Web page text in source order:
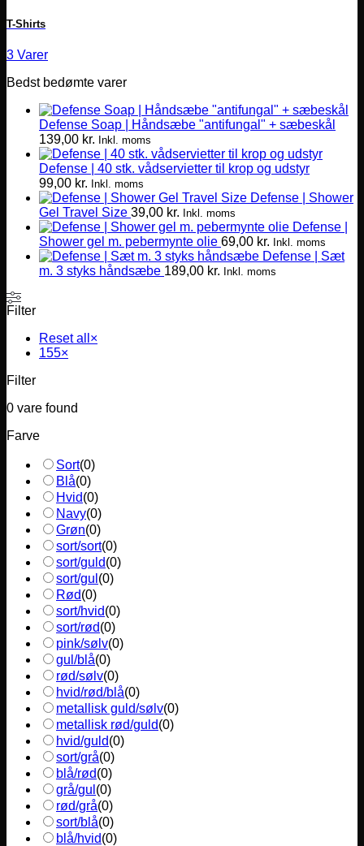
T-Shirts
3 Varer
Bedst bedømte varer
Defense Soap | Håndsæbe "antifungal" + sæbeskål
139,00 kr. Inkl. moms
Defense | 40 stk. vådservietter til krop og udstyr
99,00 kr. Inkl. moms
Defense | Shower
Gel Travel Size 39,00 kr. Inkl. moms
Defense |
Shower gel m. pebermynte olie 69,00 kr. Inkl. moms
Defense | Sæt
m. 3 styks håndsæbe 189,00 kr. Inkl. moms
Filter
Reset all ×
155×
Filter
0 vare found
Farve
Sort(0)
Blå(0)
Hvid(0)
Navy(0)
Grøn(0)
sort/sort(0)
sort/guld(0)
sort/gul (0)
Rød(0)
sort/hvid(0)
sort/rød(0)
pink/sølv(0)
gul/blå(0)
rød/sølv(0)
hvid/rød/blå(0)
metallisk guld/sølv(0)
metallisk rød/guld(0)
hvid/guld(0)
sort/grå(0)
blå/rød(0)
grå/gul (0)
rød/grå(0)
sort/blå(0)
blå/hvid(0)